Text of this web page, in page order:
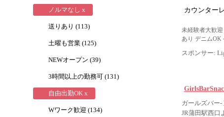
ノルマなし x
送りあり (113)
土曜も営業 (125)
NEWオープン (39)
3時間以上の勤務可 (131)
自由出勤OK x
Wワーク歓迎 (134)
カウンター
未経験者大歓
あり デニムOK
スポンサー:
ガールズバー
JR蒲田駅西口